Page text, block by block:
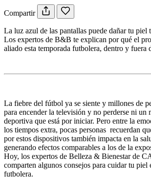
Compartir
La luz azul de las pantallas puede dañar tu piel
Los expertos de B&B te explican por qué el
aliado esta temporada futbolera, dentro y fuera
La fiebre del fútbol ya se siente y millones de
para encender la televisión y no perderse ni un
deportiva que está por iniciar. Pero entre la
los tiempos extra, pocas personas recuerdan
por estos dispositivos también impacta en la
generando efectos comparables a los de la
Hoy, los expertos de Belleza & Bienestar de
comparten algunos consejos para cuidar tu piel
futbolera.